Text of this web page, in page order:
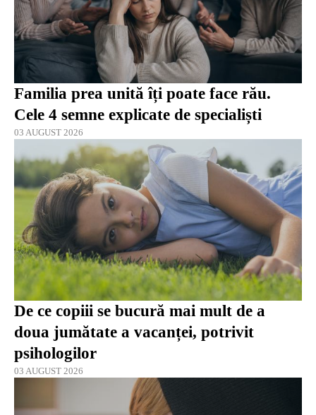
Familia prea unită îți poate face rău.
Cele 4 semne explicate de specialiști
03 AUGUST 2026
De ce copiii se bucură mai mult de a
doua jumătate a vacanței, potrivit
psihologilor
03 AUGUST 2026